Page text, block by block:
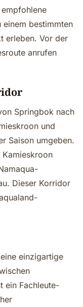
einem bestimmten
erleben. Vor der
anrufen
Springbok nach
und
Saison umgeben.
Dieser Korridor
einzigartige
ein Fachleute-